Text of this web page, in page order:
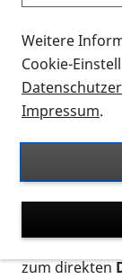
können?
Thema
für blinde
Auf dieser
Ort. Nutzen
nach Flyern
suchen. Die
postalischen
zum direkten
Weitere
Cookie-
Impressum.